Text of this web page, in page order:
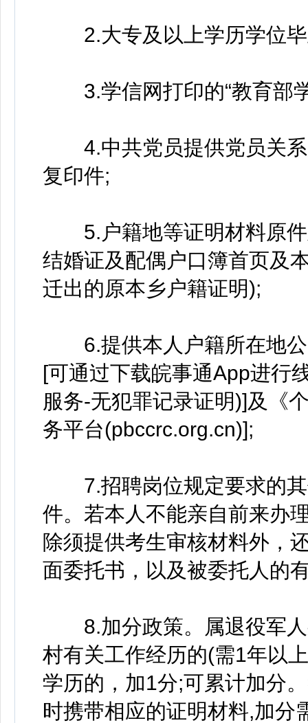
2.大专及以上学历学位毕
3.学信网打印的“教育部
4.中共党员提供党员关系
复印件;
5.户籍地等证明材料原件
结婚证及配偶户口簿首页及
迁出的原本乡户籍证明);
6.提供本人户籍所在地公
[可通过下载皖事通App进行
服务-无犯罪记录证明)]及《
务平台(pbccrc.org.cn)];
7.招聘岗位规定要求的其
件。若本人不能亲自前来办
除须提供考生审核材料外，
面委托书，以及被委托人的
8.加分政策。属退役军人
村有关工作经历的(需1年以
学历的，加1分;可累计加分
时携带相应的证明材料,加分